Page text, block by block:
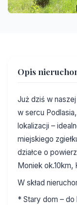
Opis
Już dziś w
w sercu
lokalizacji –
miejskiego
działce o
Moniek ok.10km,
W skład
* Stary dom – do